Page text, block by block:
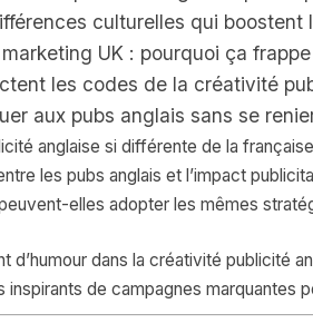
culturelles qui boostent
UK : pourquoi ça
les codes de la créativité
aux pubs anglais sans se
anglaise si différente de la
les pubs anglais et l’impact
elles adopter les mêmes
d’humour dans la créativité publicité
de campagnes marquantes